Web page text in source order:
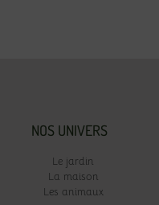
NOS UNIVERS
Le jardin
La maison
Les animaux